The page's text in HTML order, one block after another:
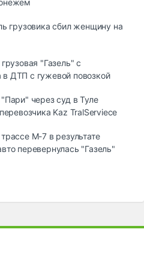
грузовика сбил женщину на
"Газель" с
ДТП с гужевой повозкой
через суд в Туле
Kaz TralServiece
М-7 в результате
перевернулась "Газель"